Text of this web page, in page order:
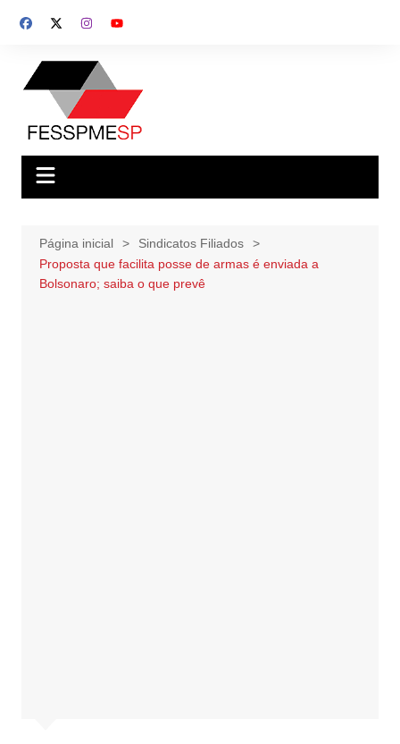
para
conteúdo
Página inicial
Sindicatos Filiados
Proposta que facilita posse de armas é enviada a
Bolsonaro; saiba o que prevê